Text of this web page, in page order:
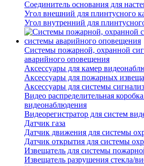
Соединитель основания для
Угол внешний для плинтусного
Угол внутренний для
Системы пожарной, охранной
аварийного оповещения
Аксессуары для камер
Аксессуары для пожарных
Аксессуары для системы
Видео распределительная
видеонаблюдения
Видеорегистратор для систем
Датчик газа
Датчик движения для системы
Датчик открытия для системы
Извещатель для системы
Извещатель разрушения стекла/